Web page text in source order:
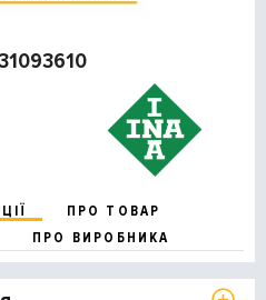
ПРО ТОВАР
ПРО ВИРОБНИКА